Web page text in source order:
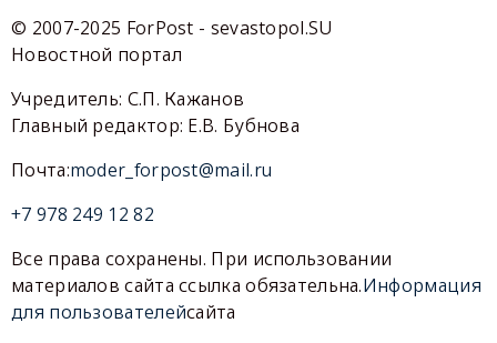
© 2007-2025 ForPost - sevastopol.SU
Новостной портал
Учредитель: С.П. Кажанов
Главный редактор: Е.В. Бубнова
Почта:moder_forpost@mail.ru
+7 978 249 12 82
Все права сохранены. При использовании
материалов сайта ссылка обязательна.Информация
для пользователейсайта